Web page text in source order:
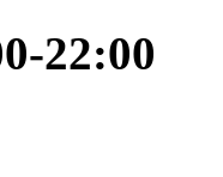
22:00